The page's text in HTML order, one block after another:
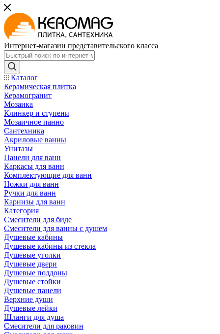
Интернет-магазин представительского класса
Каталог
Керамическая плитка
Керамогранит
Мозаика
Клинкер и ступени
Мозаичное панно
Сантехника
Акриловые ванны
Унитазы
Панели для ванн
Каркасы для ванн
Комплектующие для ванн
Ножки для ванн
Ручки для ванн
Карнизы для ванн
Категория
Смесители для биде
Смесители для ванны с душем
Душевые кабины
Душевые кабины из стекла
Душевые уголки
Душевые двери
Душевые поддоны
Душевые стойки
Душевые панели
Верхние души
Душевые лейки
Шланги для душа
Смесители для раковин